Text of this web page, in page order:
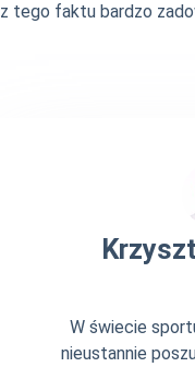
z tego faktu bardzo
W świecie
nieustannie